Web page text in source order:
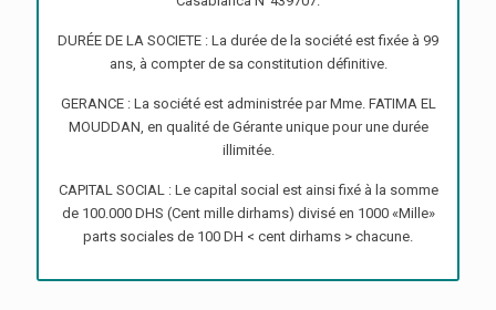
DURÉE DE LA SOCIETE : La durée de la société est fixée à 99
ans, à compter de sa constitution définitive.
GERANCE : La société est administrée par Mme. FATIMA EL
MOUDDAN, en qualité de Gérante unique pour une durée
illimitée.
CAPITAL SOCIAL : Le capital social est ainsi fixé à la somme
de 100.000 DHS (Cent mille dirhams) divisé en 1000 «Mille»
parts sociales de 100 DH < cent dirhams > chacune.